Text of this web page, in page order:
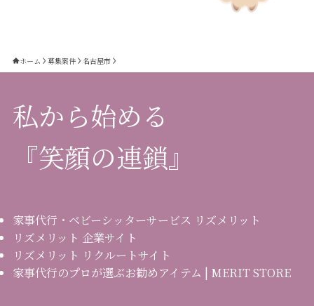
ホーム 募集案件 名古屋市
私から始める
『笑顔の連鎖』
家事代行・ベビーシッターサービス リズメリット
リズメリット 企業サイト
リズメリット リクルートサイト
家事代行のプロが選ぶお勧めアイテム | MERIT STORE